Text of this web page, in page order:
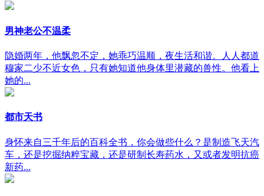
男神老公不温柔
隐婚两年，他飘忽不定，她乖巧温顺，夜生活和谐。人人都道
穆家二少不近女色，只有她知道他身体里潜藏的兽性。他看上
她的...
都市天书
身怀来自三千年后的百科全书，你会做些什么？是制造飞天汽
车，还是挖掘纳粹宝藏，还是研制长寿药水，又或者发明抗癌
新药...